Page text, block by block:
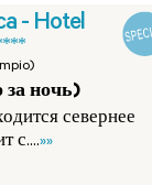
- Hotel
за ночь)
севернее
с....»»